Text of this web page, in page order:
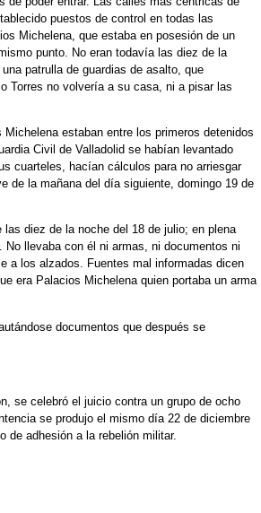
puestos de control en todas las
Michelena, que estaba en posesión de un
punto. No eran todavía las diez de la
patrulla de guardias de asalto, que
Torres no volvería a su casa, ni a pisar las
estaban entre los primeros detenidos
Civil de Valladolid se habían levantado
cuarteles, hacían cálculos para no arriesgar
de la mañana del día siguiente, domingo 19 de
diez de la noche del 18 de julio; en plena
llevaba con él ni armas, ni documentos ni
a los alzados. Fuentes mal informadas dicen
era Palacios Michelena quien portaba un arma
documentos que después se
se celebró el juicio contra un grupo de ocho
se produjo el mismo día 22 de diciembre
de adhesión a la rebelión militar.